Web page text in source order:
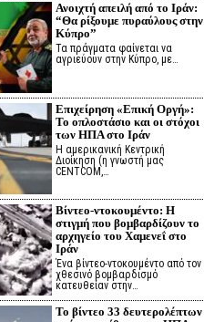
Ανοιχτή απειλή από το Ιράν:
“Θα ρίξουμε πυραύλους στην
Κύπρο”
Τα πράγματα φαίνεται να
αγριεύουν στην Κύπρο, με…
Επιχείρηση «Επική Οργή»:
Το οπλοστάσιο και οι στόχοι
των ΗΠΑ στο Ιράν
Η αμερικανική Κεντρική
Διοίκηση (η γνωστή μας
CENTCOM,…
Βίντεο-ντοκουμέντο: Η
στιγμή που βομβαρδίζουν το
αρχηγείο του Χαμενεΐ στο
Ιράν
Ένα βίντεο-ντοκουμέντο από τον
χθεσινό βομβαρδισμό
κατευθείαν στην…
Το βίντεο 33 δευτερολέπτων